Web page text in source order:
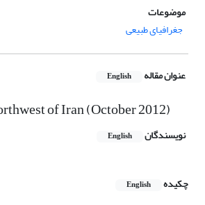
موضوعات
جغرافیای طبیعی
عنوان مقاله English
of Iran (October 2012)
نویسندگان English
چکیده
English